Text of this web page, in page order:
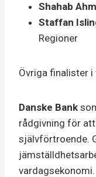
Shahab
Staffan
Regioner
Övriga finalister i
Danske Bank
rådgivning för
självförtroende.
vardagsekonomi.